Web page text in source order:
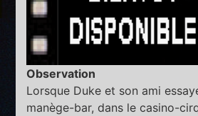
Observation
Lorsque Duke et son ami
manège-bar, dans le casino-